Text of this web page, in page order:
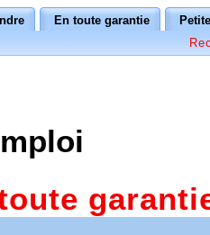
En toute garantie